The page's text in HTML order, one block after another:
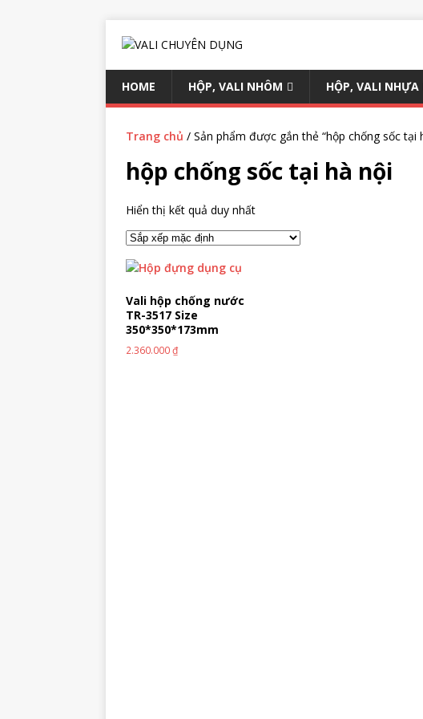
HOME HỘP, VALI NHÔM HỘP, VALI NHỰA
Trang chủ / Sản phẩm được gắn thẻ “hộp chống sốc tại
hộp chống sốc tại hà nội
Hiển thị kết quả duy nhất
Vali hộp chống nước
TR-3517 Size
350*350*173mm
2.360.000₫